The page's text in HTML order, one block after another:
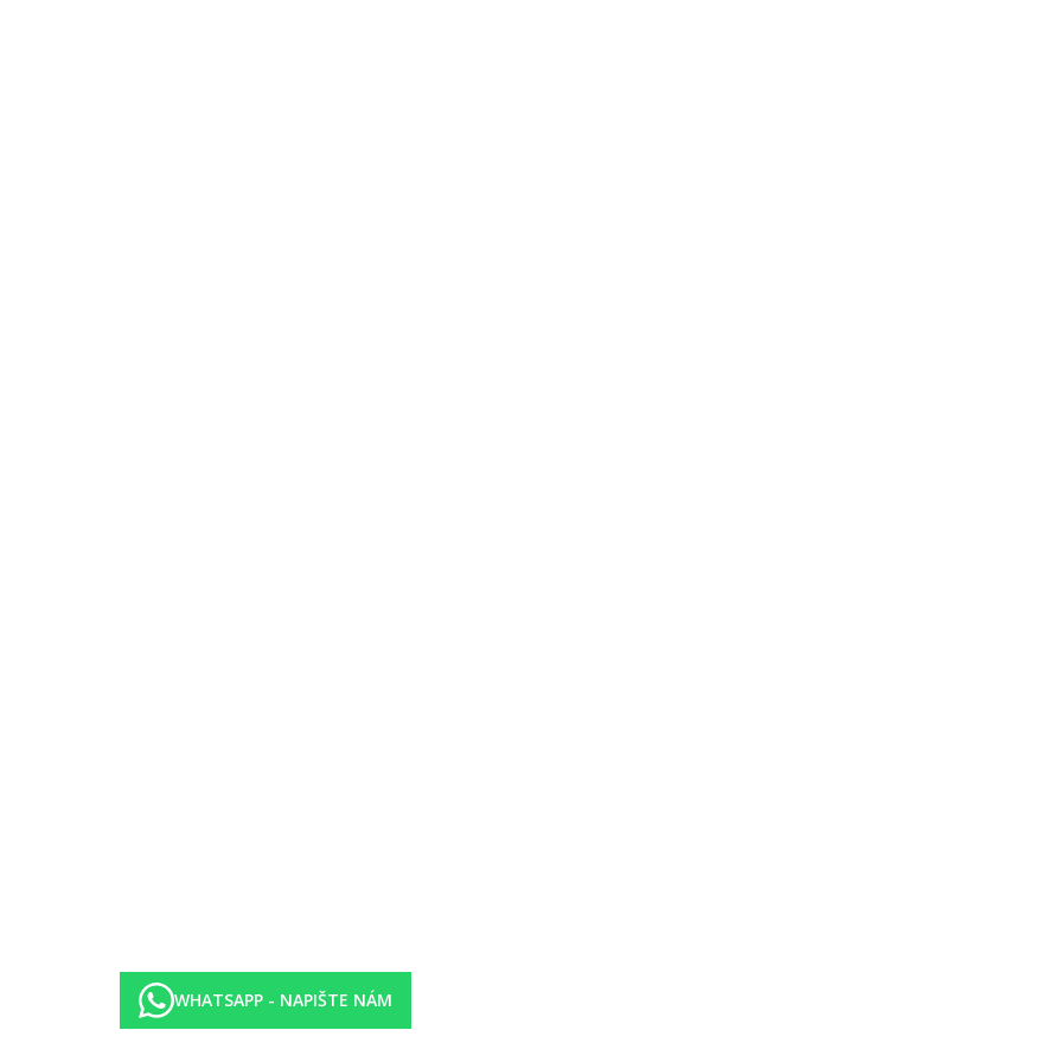
pivo, nealkoholické nápoje - denně doplňováno), trezor (zdarma), koupelna/WC (vysoušeč vlasů), balkon nebo terasa
živá vystoupení
oběd formou bufetu (12.30–14.30), večeře formou bufetu (18.00–19.30, 20.00–21.30)
nápojů a místních alkoholických nápojů ( 24 hod. denně)
hotelem a mohou se změnit
zavedením případných hygienických či protiepidemických opatření v dané destinaci.
WHATSAPP - NAPIŠTE NÁM